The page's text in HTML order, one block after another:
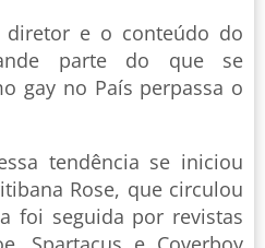
diretor e o conteúdo do
parte do que se
gay no País perpassa o
tendência se iniciou
Rose, que circulou
foi seguida por revistas